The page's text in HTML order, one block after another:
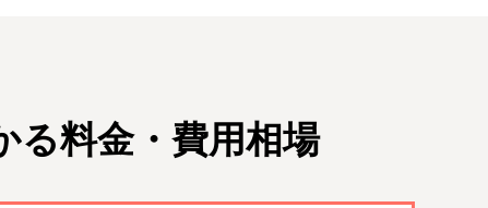
る料金・費用相場